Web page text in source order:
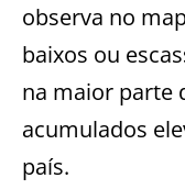
observa no
baixos ou
na maior parte
acumulados
país.